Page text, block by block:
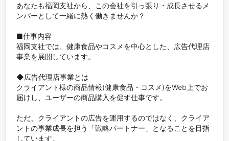
あなたも福岡支社から、この会社を引っ張り・成長させるメ
ンバーとして一緒に熱く働きませんか？
■仕事内容
福岡支社では、健康食品やコスメを中心とした、広告代理店
事業を展開しています。
◆広告代理店事業とは
クライアント様の商品情報(健康食品・コスメ)をWeb上でお
届けし、ユーザーの商品購入を促す仕事です。
ただ、クライアントの広告を運用するのではなく、クライア
ントの事業成長を担う「戦略パートナー」となることを目指
しています。